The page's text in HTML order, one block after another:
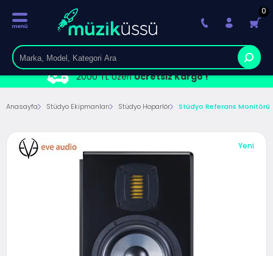
2000 TL ÜzeriÜcretsiz Kargo !
0
Anasayfa Stüdyo Ekipmanları Stüdyo Hoparlör Stüdyo Referans Monitörü
Yeni